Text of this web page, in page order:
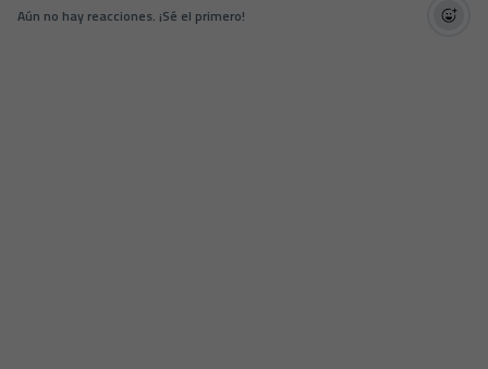
Aún no hay reacciones. ¡Sé el primero!